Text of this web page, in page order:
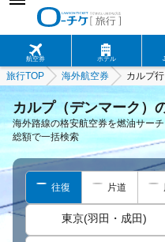
航空券 ホテル
旅行TOP 海外航空券 カルプ
カルプ（デンマーク）
海外路線の格安航空券を燃油サー
総額で一括検索
往復 片道
東京(羽田・成田)